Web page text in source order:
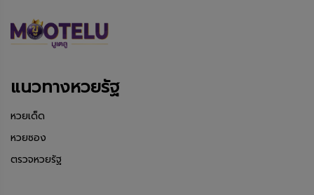
แนวทางหวยรัฐ
หวยเด็ด
หวยซอง
ตรวจหวยรัฐ